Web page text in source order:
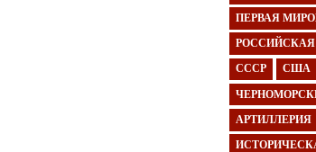
ПЕРВАЯ
СССР США
АРТИЛЛЕРИЯ